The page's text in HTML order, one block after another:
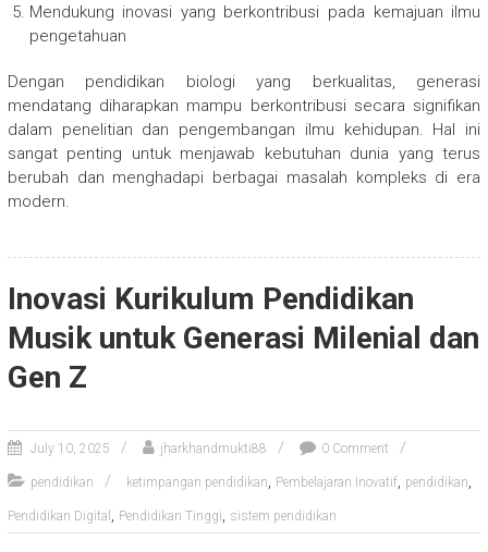
Mendukung inovasi yang berkontribusi pada kemajuan ilmu
pengetahuan
Dengan pendidikan biologi yang berkualitas, generasi
mendatang diharapkan mampu berkontribusi secara signifikan
dalam penelitian dan pengembangan ilmu kehidupan. Hal ini
sangat penting untuk menjawab kebutuhan dunia yang terus
berubah dan menghadapi berbagai masalah kompleks di era
modern.
Inovasi Kurikulum Pendidikan
Musik untuk Generasi Milenial dan
Gen Z
July 10, 2025 jharkhandmukti88 0 Comment
pendidikan ketimpangan pendidikan, Pembelajaran Inovatif, pendidikan,
Pendidikan Digital , Pendidikan Tinggi, sistem pendidikan